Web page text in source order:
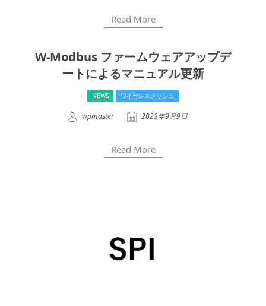
Read More
W-Modbus ファームウェアアップデ
ートによるマニュアル更新
NEWS ワイヤレスメッシュ
wpmaster 2023年9月9日
Read More